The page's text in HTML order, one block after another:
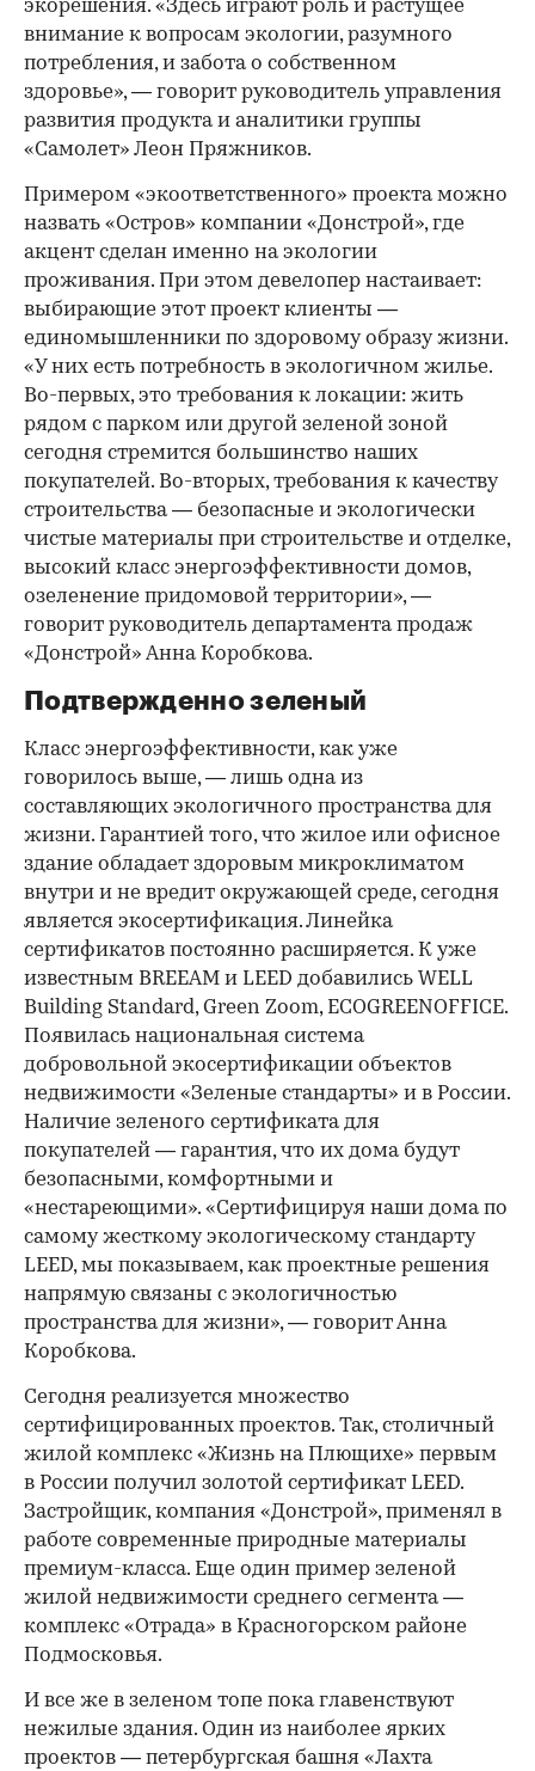
экорешения. «Здесь играют роль и растущее
внимание к вопросам экологии, разумного
потребления, и забота о собственном
здоровье», — говорит руководитель управления
развития продукта и аналитики группы
«Самолет» Леон Пряжников.
Примером «экоответственного» проекта можно
назвать «Остров» компании «Донстрой», где
акцент сделан именно на экологии
проживания. При этом девелопер настаивает:
выбирающие этот проект клиенты —
единомышленники по здоровому образу жизни.
«У них есть потребность в экологичном жилье.
Во-первых, это требования к локации: жить
рядом с парком или другой зеленой зоной
сегодня стремится большинство наших
покупателей. Во-вторых, требования к качеству
строительства — безопасные и экологически
чистые материалы при строительстве и отделке,
высокий класс энергоэффективности домов,
озеленение придомовой территории», —
говорит руководитель департамента продаж
«Донстрой» Анна Коробкова.
Подтвержденно зеленый
Класс энергоэффективности, как уже
говорилось выше, — лишь одна из
составляющих экологичного пространства для
жизни. Гарантией того, что жилое или офисное
здание обладает здоровым микроклиматом
внутри и не вредит окружающей среде, сегодня
является экосертификация. Линейка
сертификатов постоянно расширяется. К уже
известным BREEAM и LEED добавились WELL
Building Standard, Green Zoom, ECOGREENOFFICE.
Появилась национальная система
добровольной экосертификации объектов
недвижимости «Зеленые стандарты» и в России.
Наличие зеленого сертификата для
покупателей — гарантия, что их дома будут
безопасными, комфортными и
«нестареющими». «Сертифицируя наши дома по
самому жесткому экологическому стандарту
LEED, мы показываем, как проектные решения
напрямую связаны с экологичностью
пространства для жизни», — говорит Анна
Коробкова.
Сегодня реализуется множество
сертифицированных проектов. Так, столичный
жилой комплекс «Жизнь на Плющихе» первым
в России получил золотой сертификат LEED.
Застройщик, компания «Донстрой», применял в
работе современные природные материалы
премиум-класса. Еще один пример зеленой
жилой недвижимости среднего сегмента —
комплекс «Отрада» в Красногорском районе
Подмосковья.
И все же в зеленом топе пока главенствуют
нежилые здания. Один из наиболее ярких
проектов — петербургская башня «Лахта